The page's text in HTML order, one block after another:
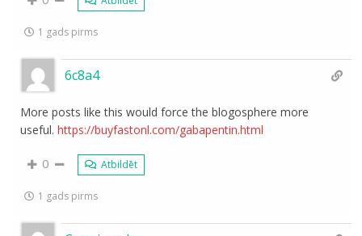
1 gads pirms
6c8a4
More posts like this would force the blogosphere more
useful.https://buyfastonl.com/gabapentin.html
0 Atbildēt
1 gads pirms